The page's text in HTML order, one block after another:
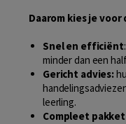
Daarom kies je voor
Snel en efficiënt
minder dan een
Gericht advies:
leerling.
Compleet